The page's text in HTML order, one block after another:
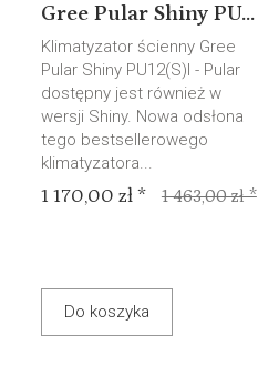
Gree Pular Shiny PU...
Klimatyzator ścienny Gree
Pular Shiny PU12(S)I - Pular
dostępny jest również w
wersji Shiny. Nowa odsłona
tego bestsellerowego
klimatyzatora...
1 170,00 zł * 1 463,00 zł *
Do koszyka